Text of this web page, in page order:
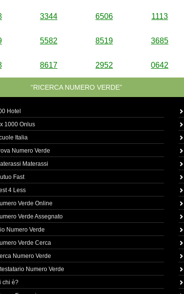
3344 6506 1113
5582 8519 3685
8617 2952 0642
“RICERCA NUMERO VERDE”
Hotel
1000 Onlus
Italia
Numero Verde
Materassi
Fast
4 Less
Verde Online
Verde Assegnato
Numero Verde
Verde Cerca
Numero Verde
Numero Verde
chi è?